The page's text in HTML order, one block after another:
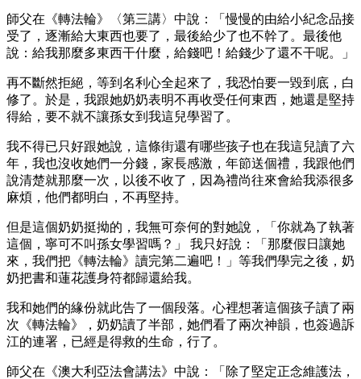
師父在《轉法輪》〈第三講〉中說：「慢慢的由給小紀念品接
受了，逐漸給大東西也要了，最後給少了也不幹了。最後他
說：給我那麼多東西干什麼，給錢吧！給錢少了還不干呢。」
再不斷然拒絕，等到名利心全起來了，我恐怕要一毀到底，白
修了。於是，我跟她奶奶表明不再收受任何東西，她還是堅持
得給，要不就不讓孫女到我這兒學習了。
我不得已只好跟她說，這條街還有哪些孩子也在我這兒讀了六
年，我也沒收她們一分錢，家長感激，年節送個禮，我跟他們
說清楚就那麼一次，以後不收了，因為禮尚往來會給我添很多
麻煩，他們都明白，不再堅持。
但是這個奶奶挺拗的，我無可奈何的對她說，「你就為了執著
這個，寧可不叫孫女學習嗎？」 我只好說：「那麼假日讓她
來，我們把《轉法輪》讀完第二遍吧！」等我們學完之後，奶
奶把書和蓮花護身符都歸還給我。
我和她們的緣份就此告了一個段落。心裡想著這個孩子讀了兩
次《轉法輪》，奶奶讀了半部，她們看了兩次神韻，也簽過訴
江的連署，已經是得救的生命，行了。
師父在《澳大利亞法會講法》中說：「除了堅定正念維護法，